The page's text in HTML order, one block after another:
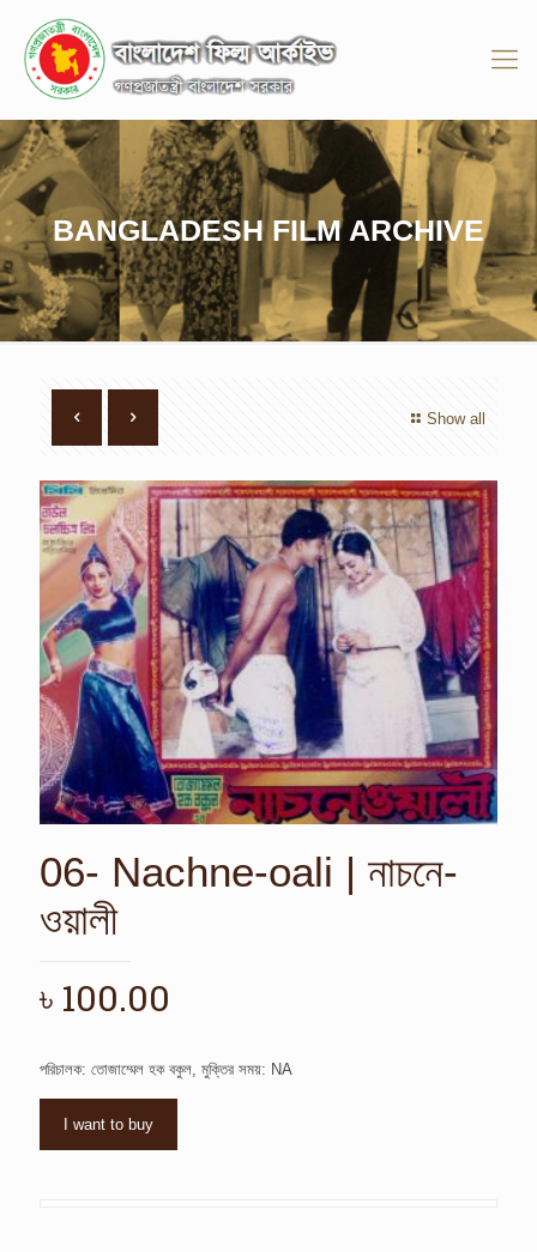
BANGLADESH FILM ARCHIVE
Show all
06- Nachne-oali | নাচনে-
ওয়ালী
৳ 100.00
পরিচালক: তোজাম্মেল হক বকুল, মুক্তির সময়: NA
I want to buy